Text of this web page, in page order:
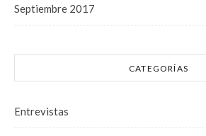
Septiembre 2017
CATEGORÍAS
Entrevistas